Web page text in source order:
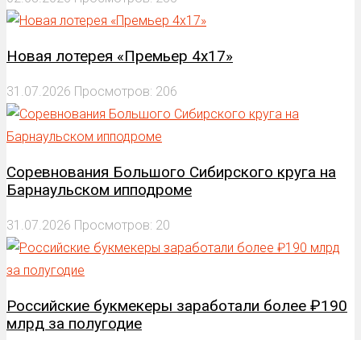
Новая лотерея «Премьер 4х17»
31.07.2026 Просмотров: 206
Соревнования Большого Сибирского круга на
Барнаульском ипподроме
31.07.2026 Просмотров: 20
Российские букмекеры заработали более ₽190
млрд за полугодие